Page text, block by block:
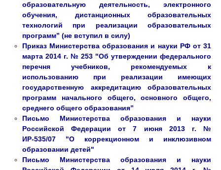
образовательную деятельность, электронного
обучения, дистанционных образовательных
технологий при реализации образовательных
программ” (не вступил в силу)
Приказ Министерства образования и науки РФ от 31
марта 2014 г. № 253 "Об утверждении федерального
перечня учебников, рекомендуемых к
использованию при реализации имеющих
государственную аккредитацию образовательных
программ начального общего, основного общего,
среднего общего образования”
Письмо Министерства образования и науки
Российской Федерации от 7 июня 2013 г. №
ИР-535/07 "О коррекционном и инклюзивном
образовании детей"
Письмо Министерства образования и науки